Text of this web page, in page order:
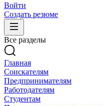
Войти
Создать резюме
Все разделы
Главная
Соискателям
Предпринимателям
Работодателям
Студентам